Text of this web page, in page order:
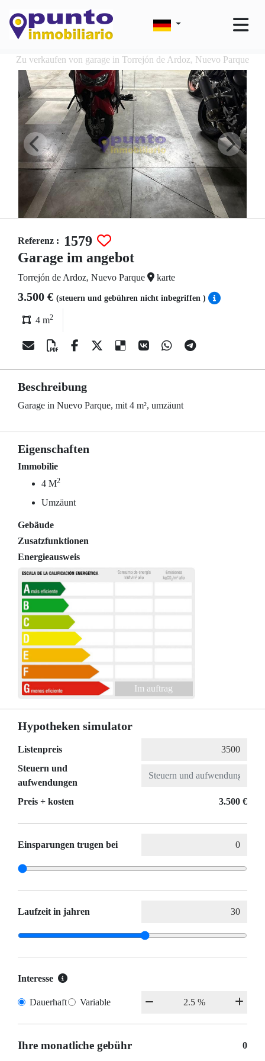
Zu verkaufen von garage in Torrejón de Ardoz, Nuevo Parque
Referenz :
1579
Garage im angebot
Torrejón de Ardoz, Nuevo Parque karte
3.500 € (steuern und gebühren nicht inbegriffen )
4 m2
Beschreibung
Garage in Nuevo Parque, mit 4 m², umzäunt
Eigenschaften
Immobilie
4 M2
Umzäunt
Gebäude
Zusatzfunktionen
Energieausweis
Im auftrag
Hypotheken simulator
Listenpreis
Steuern und
aufwendungen
Preis + kosten
3.500 €
Einsparungen trugen bei
Laufzeit in jahren
Interesse
Dauerhaft Variable
Ihre monatliche gebühr 0